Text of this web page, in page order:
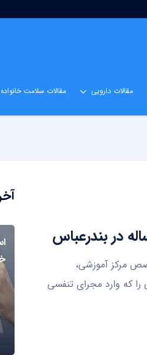
مقالات دارویی مقالات سلامت خانواده
مرکز آموزشی،
که وارد مجرای تنفسی